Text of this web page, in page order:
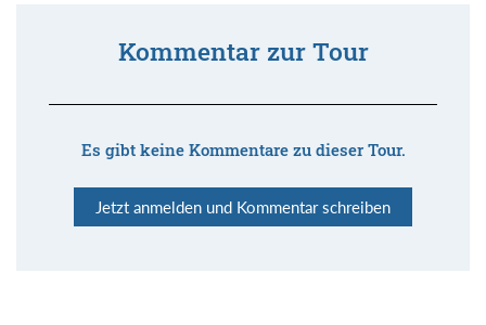
Kommentar zur Tour
Es gibt keine Kommentare zu dieser Tour.
Jetzt anmelden und Kommentar schreiben